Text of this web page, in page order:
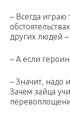
– Всегда играю
других людей –
– А если
– Значит, надо
Зачем зайца